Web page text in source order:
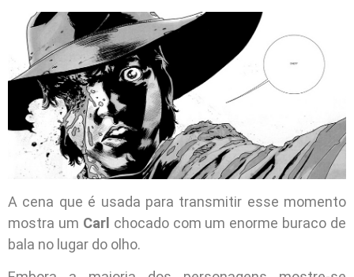
A cena que é usada para transmitir esse momento
mostra um Carl chocado com um enorme buraco de
bala no lugar do olho.